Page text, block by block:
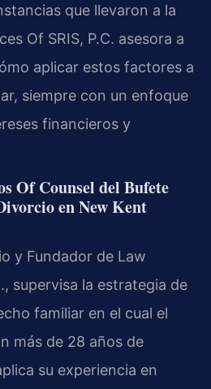
que llevaron a la
Of SRIS, P.C. asesora a
aplicar estos factores a
siempre con un enfoque
financieros y
Of Counsel del Bufete
en New Kent
y Fundador de Law
supervisa la estrategia de
familiar en el cual el
más de 28 años de
su experiencia en